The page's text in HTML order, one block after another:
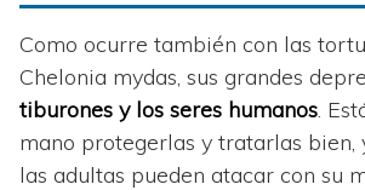
Como ocurre también con las
Chelonia mydas, sus grandes
tiburones y los seres humanos.
mano protegerlas y tratarlas bien,
las adultas pueden atacar con su